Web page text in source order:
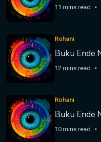
11 mins read
Rohani
Buku Ende
12 mins read
Rohani
Buku Ende
10 mins read